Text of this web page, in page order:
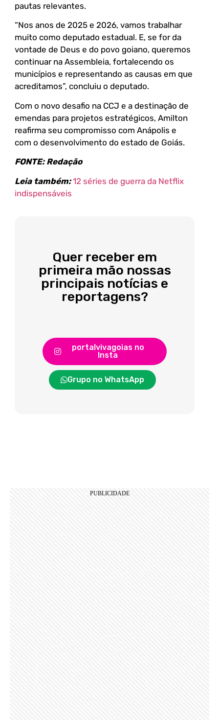
pautas relevantes.
“Nos anos de 2025 e 2026, vamos trabalhar
muito como deputado estadual. E, se for da
vontade de Deus e do povo goiano, queremos
continuar na Assembleia, fortalecendo os
municípios e representando as causas em que
acreditamos”, concluiu o deputado.
Com o novo desafio na CCJ e a destinação de
emendas para projetos estratégicos, Amilton
reafirma seu compromisso com Anápolis e
com o desenvolvimento do estado de Goiás.
FONTE: Redação
Leia também: 12 séries de guerra da Netflix
indispensáveis
Quer receber em
primeira mão nossas
principais notícias e
reportagens?
portalvivagoias no
Insta
Grupo no WhatsApp